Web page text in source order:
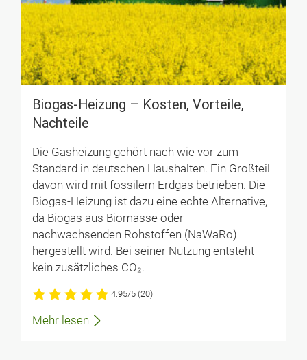
Biogas-Heizung – Kosten, Vorteile,
Nachteile
Die Gasheizung gehört nach wie vor zum
Standard in deutschen Haushalten. Ein Großteil
davon wird mit fossilem Erdgas betrieben. Die
Biogas-Heizung ist dazu eine echte Alternative,
da Biogas aus Biomasse oder
nachwachsenden Rohstoffen (NaWaRo)
hergestellt wird. Bei seiner Nutzung entsteht
kein zusätzliches CO₂.
4.95/5 (20)
Mehr lesen